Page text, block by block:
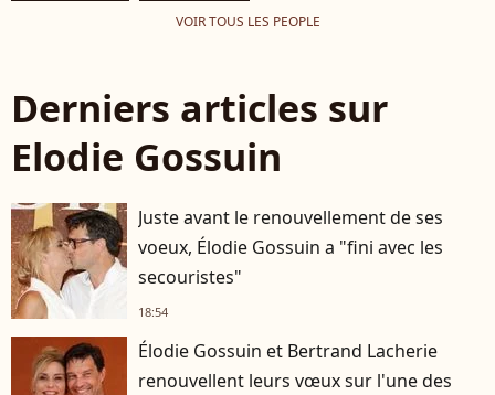
VOIR TOUS LES PEOPLE
Derniers articles sur
Elodie Gossuin
Juste avant le renouvellement de ses
voeux, Élodie Gossuin a "fini avec les
secouristes"
18:54
Élodie Gossuin et Bertrand Lacherie
renouvellent leurs vœux sur l'une des